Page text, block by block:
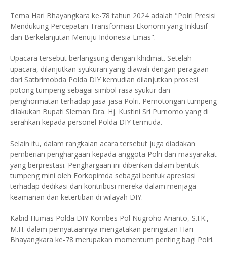
Tema Hari Bhayangkara ke-78 tahun 2024 adalah "Polri Presisi
Mendukung Percepatan Transformasi Ekonomi yang Inklusif
dan Berkelanjutan Menuju Indonesia Emas".
Upacara tersebut berlangsung dengan khidmat. Setelah
upacara, dilanjutkan syukuran yang diawali dengan peragaan
dari Satbrimobda Polda DIY kemudian dilanjutkan prosesi
potong tumpeng sebagai simbol rasa syukur dan
penghormatan terhadap jasa-jasa Polri. Pemotongan tumpeng
dilakukan Bupati Sleman Dra. Hj. Kustini Sri Purnomo yang di
serahkan kepada personel Polda DIY termuda.
Selain itu, dalam rangkaian acara tersebut juga diadakan
pemberian penghargaan kepada anggota Polri dan masyarakat
yang berprestasi. Penghargaan ini diberikan dalam bentuk
tumpeng mini oleh Forkopimda sebagai bentuk apresiasi
terhadap dedikasi dan kontribusi mereka dalam menjaga
keamanan dan ketertiban di wilayah DIY.
Kabid Humas Polda DIY Kombes Pol Nugroho Arianto, S.I.K.,
M.H. dalam pernyataannya mengatakan peringatan Hari
Bhayangkara ke-78 merupakan momentum penting bagi Polri.